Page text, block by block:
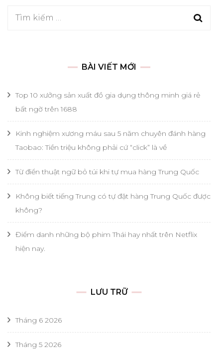
Tìm
BÀI VIẾT MỚI
Top 10 xưởng sản xuất đồ gia dụng thông minh giá rẻ
bất ngờ trên 1688
Kinh nghiệm xương máu sau 5 năm chuyên đánh hàng
Taobao: Tiền triệu không phải cứ “click” là về
Từ điển thuật ngữ bỏ túi khi tự mua hàng Trung Quốc
Không biết tiếng Trung có tự đặt hàng Trung Quốc được
không?
Điểm danh những bộ phim Thái hay nhất trên Netflix
hiện nay.
LƯU TRỮ
Tháng 6 2026
Tháng 5 2026